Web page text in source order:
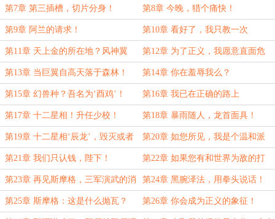
栖身。
第7章 第三插槽，切片分身！ 第8章 今晚，猎个痛快！
第9章 阿兰的请求！ 第10章 看好了，我只教一次
第11章 天上金的所在地？风神翼
龙！
第12章 为了正义，我愿意直面危
险！（震声）
第13章 当巨翼自高天落于森林！ 第14章 你在羞辱我么？
第15章 幻兽种？吾名为‘酉鸡’！ 第16章 我已在正确的路上
第17章 十二星相！升任少校！ 第18章 暴雨随人，龙首面具！
第19章 十二星相‘辰龙’，毁灭或者
新生！
第20章 如您所见，我是个温和派
第21章 我们只认钱，陛下！ 第22章 如果您有和世界为敌的打
算，请带上我们！
第23章 再见斯摩格，三军演武的消
息！
第24章 黑腕泽法，用拳头说话！
第25章 斯摩格：这是什么抛瓦？ 第26章 你会成为正义的象征！